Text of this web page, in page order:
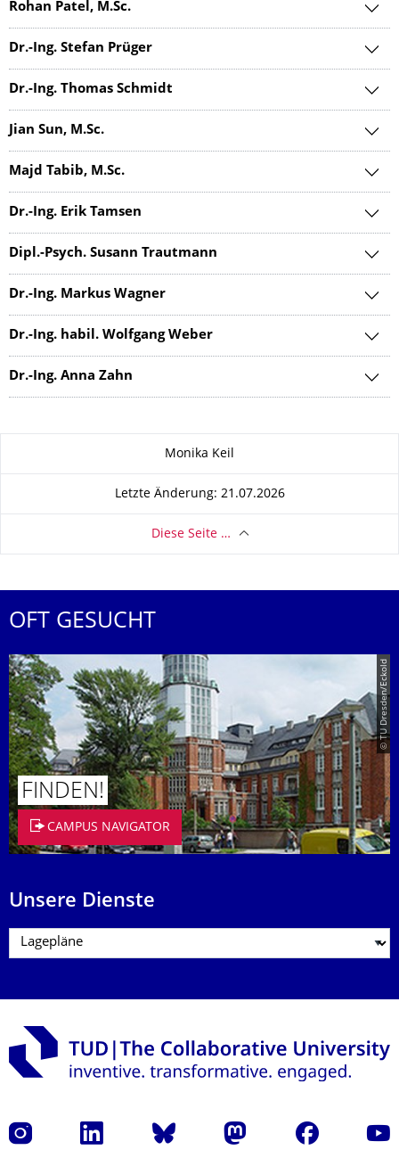
Rohan Patel, M.Sc.
Dr.-Ing. Stefan Prüger
Dr.-Ing. Thomas Schmidt
Jian Sun, M.Sc.
Majd Tabib, M.Sc.
Dr.-Ing. Erik Tamsen
Dipl.-Psych. Susann Trautmann
Dr.-Ing. Markus Wagner
Dr.-Ing. habil. Wolfgang Weber
Dr.-Ing. Anna Zahn
Monika Keil
Letzte Änderung: 21.07.2026
Diese Seite …
OFT GESUCHT
© TU Dresden/Eckold
FINDEN!
CAMPUS NAVIGATOR
Unsere Dienste
Instagram LinkedIn Bluesky Mastodon Facebook